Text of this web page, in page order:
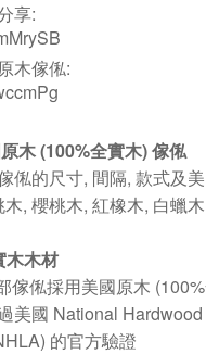
享:
木傢俬:
木 (100%全實木) 傢俬
俬的尺寸, 間隔, 款式及
木, 櫻桃木, 紅橡木, 白蠟木
木木材
傢俬採用美國原木
美國 National
的官方驗證